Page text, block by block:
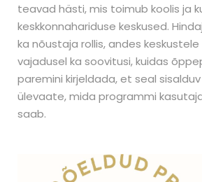
teavad hästi, mis toimub koolis ja
keskkonnahariduse keskused.
ka nõustaja rollis, andes
vajadusel ka soovitusi, kuidas
paremini kirjeldada, et seal
ülevaate, mida programmi
saab.